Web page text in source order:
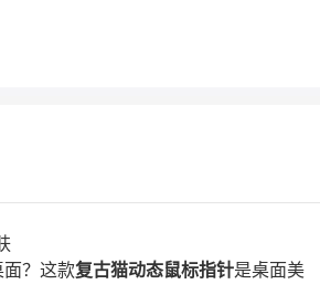
？这款复古猫动态鼠标指针是桌面美